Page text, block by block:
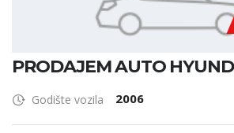
PRODAJEM AUTO
Godište vozila 2006